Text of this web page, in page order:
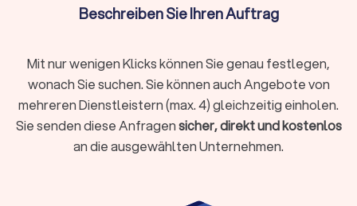
Moderne Steuerberatung findet längst nicht mehr nur im
klassischen Büro statt. Digitale Kanzleien bieten ihre
Dienstleistungen vollständig online an, von der
Belegübermittlung bis zur Videoberatung. Beide Modelle
haben Vorzüge:
Beschreiben Sie Ihren Auftrag
Mit nur wenigen Klicks können Sie genau festlegen,
wonach Sie suchen. Sie können auch Angebote von
mehreren Dienstleistern (max. 4) gleichzeitig einholen.
Sie senden diese Anfragensicher, direkt und kostenlos
an die ausgewählten Unternehmen.